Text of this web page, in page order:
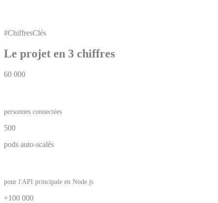
#ChiffresClés
Le projet en 3 chiffres
60 000
personnes connectées
500
pods auto-scalés
pour l'API principale en Node.js
+100 000